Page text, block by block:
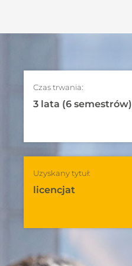
Czas trwania:
3 lata (6 semestrów)
Uzyskany tytuł:
licencjat